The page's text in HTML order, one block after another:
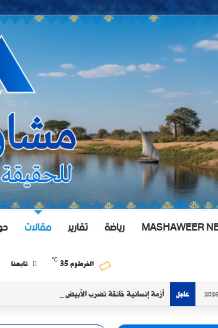
MASHAWEER رياضة تقارير مقالات
الخرطوم 35
℃
تابعنا
عاجل أزمة إنسانية خانقة تضرب الأبيض مع تزايد موجات النزوح